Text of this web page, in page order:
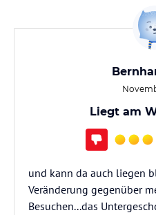
Liegt am
und kann da auch liegen
Veränderung gegenüber
Besuchen...das